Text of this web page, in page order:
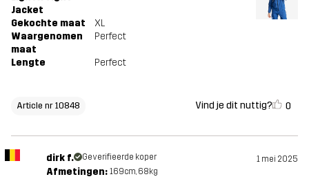
Jacket
Gekochte maat
XL
Waargenomen
maat
Perfect
Lengte Perfect
Article nr 10848 Vind je dit nuttig? 0
dirk f. Geverifieerde koper 1 mei 2025
Afmetingen: 169cm, 68kg